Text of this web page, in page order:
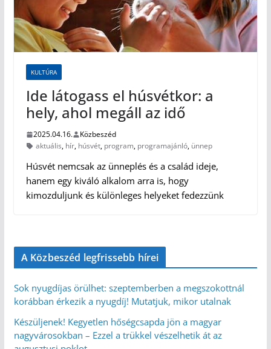
KULTÚRA
Ide látogass el húsvétkor: a
hely, ahol megáll az idő
2025.04.16.
Közbeszéd
aktuális, hír, húsvét, program, programajánló, ünnep
Húsvét nemcsak az ünneplés és a család ideje,
hanem egy kiváló alkalom arra is, hogy
kimozduljunk és különleges helyeket fedezzünk
A Közbeszéd legfrissebb hírei
Sok nyugdíjas örülhet: szeptemberben a megszokottnál
korábban érkezik a nyugdíj! Mutatjuk, mikor utalnak
Készüljenek! Kegyetlen hőségcsapda jön a magyar
nagyvárosokban – Ezzel a trükkel vészelhetik át az